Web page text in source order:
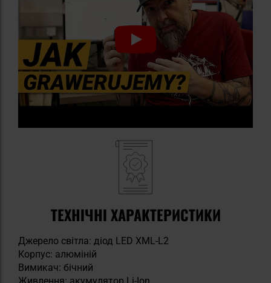
ТЕХНІЧНІ ХАРАКТЕРИСТИКИ
Джерело світла: діод LED XML-L2
Корпус: алюміній
Вимикач: бічний
Живлення: акумулятор Li-Ion